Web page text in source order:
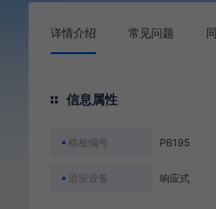
详情介绍 常见问题
信息属性
模板编号 PB195
适应设备 响应式